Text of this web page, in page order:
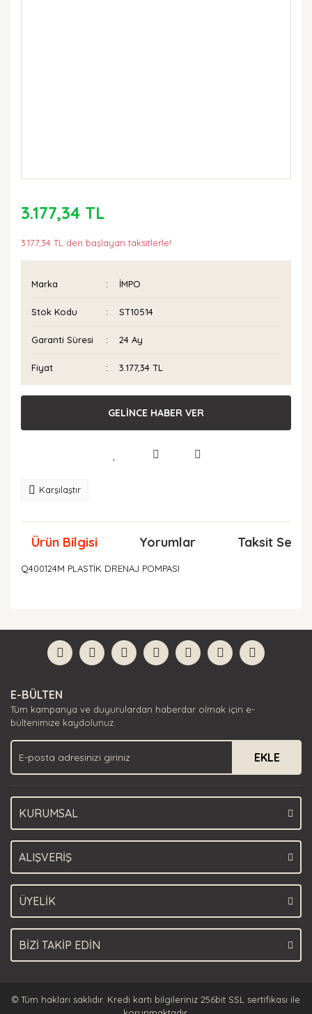
3.177,34 TL
3.177,34 TL den başlayan taksitlerle!
Marka İMPO
Stok Kodu ST10514
Garanti Süresi 24 Ay
Fiyat 3.177,34 TL
GELİNCE HABER VER
Karşılaştır
Ürün Bilgisi Yorumlar Taksit
Q400124M PLASTİK DRENAJ POMPASI
Yorum Yaz
formunu kullanarak tarafımıza iletebilirsiniz.
Görüş ve önerileriniz için teşekkür ederiz.
Ürün açıklamasında eksik bilgiler bulunuyor.
Ürün bilgilerinde hatalar bulunuyor.
Ürün fiyatı diğer sitelerden daha pahalı.
Bu ürüne benzer farklı alternatifler olmalı.
E-BÜLTEN
Tüm kampanya ve duyurulardan haberdar olmak için e-
bültenimize kaydolunuz.
EKLE
KURUMSAL
ALIŞVERİŞ
ÜYELİK
BİZİ TAKİP EDİN
© Tüm hakları saklıdır. Kredi kartı bilgileriniz 256bit SSL sertifikası ile